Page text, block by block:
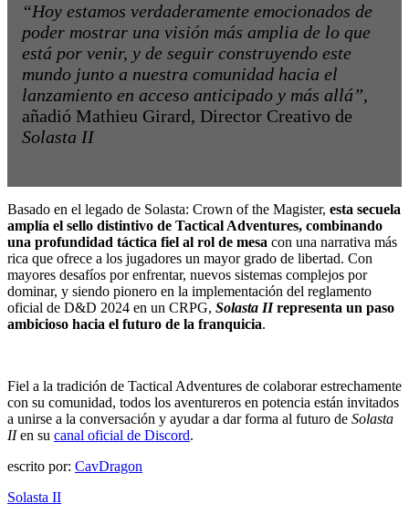
“Hoy estamos verdaderamente emocionados de
poder mostrar una visión más amplia de lo que
está por venir, y de seguir construyendo este
mundo junto a nuestra comunidad hacia el
lanzamiento en acceso anticipado y más allá”,
añadió Mathieu Girard, Director Creativo de
Solasta II
Basado en el legado de Solasta: Crown of the Magister, esta secuela
amplía el sello distintivo de Tactical Adventures, combinando
una profundidad táctica fiel al rol de mesa con una narrativa más
rica que ofrece a los jugadores un mayor grado de libertad. Con
mayores desafíos por enfrentar, nuevos sistemas complejos por
dominar, y siendo pionero en la implementación del reglamento
oficial de D&D 2024 en un CRPG, Solasta IIrepresenta un paso
ambicioso hacia el futuro de la franquicia.
Fiel a la tradición de Tactical Adventures de colaborar estrechamente
con su comunidad, todos los aventureros en potencia están invitados
a unirse a la conversación y ayudar a dar forma al futuro de Solasta
IIen su canal oficial de Discord.
escrito por: CavDragon
Solasta II